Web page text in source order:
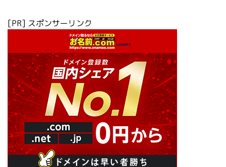
[PR] スポンサーリンク